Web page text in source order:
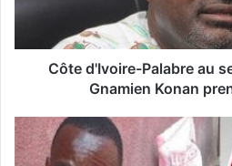
Côte d'Ivoire-Palabre au
Gnamien Konan